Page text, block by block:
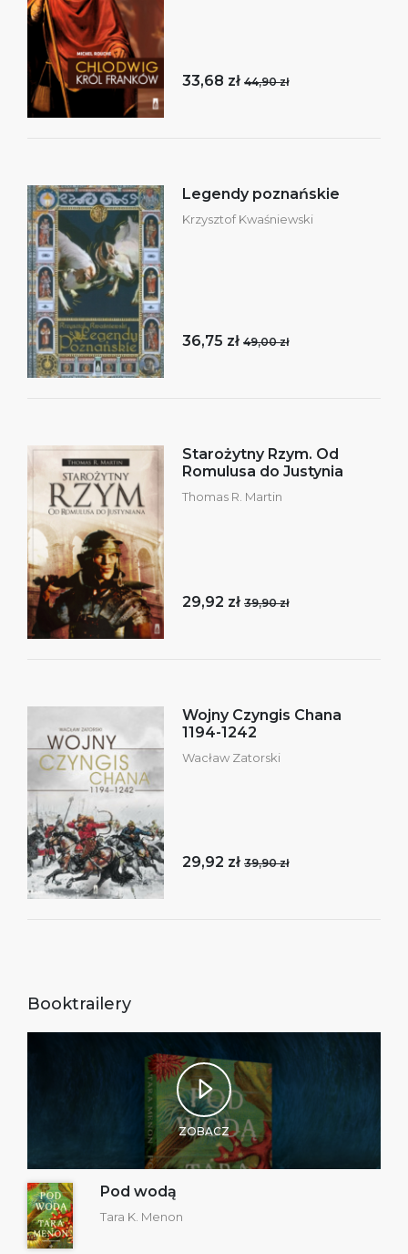
33,68 zł 44,90 zł
Legendy poznańskie
Krzysztof Kwaśniewski
36,75 zł 49,00 zł
Starożytny Rzym. Od
Romulusa do Justynia
Thomas R. Martin
29,92 zł 39,90 zł
Wojny Czyngis Chana
1194-1242
Wacław Zatorski
29,92 zł 39,90 zł
Booktrailery
ZOBACZ
Pod wodą
Tara K. Menon